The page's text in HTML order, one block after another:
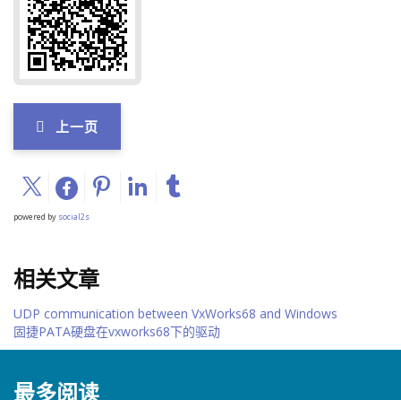
上一页
powered by social2s
相关文章
UDP communication between VxWorks68 and Windows
固捷PATA硬盘在vxworks68下的驱动
最多阅读